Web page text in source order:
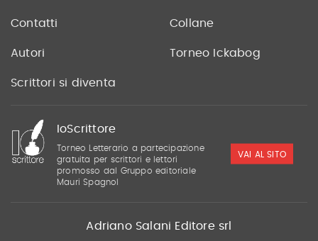
Contatti Collane
Autori Torneo Ickabog
Scrittori si diventa
IoScrittore
Torneo Letterario a partecipazione
gratuita per scrittori e lettori
promosso dal Gruppo editoriale
Mauri Spagnol
VAI AL SITO
Adriano Salani Editore srl